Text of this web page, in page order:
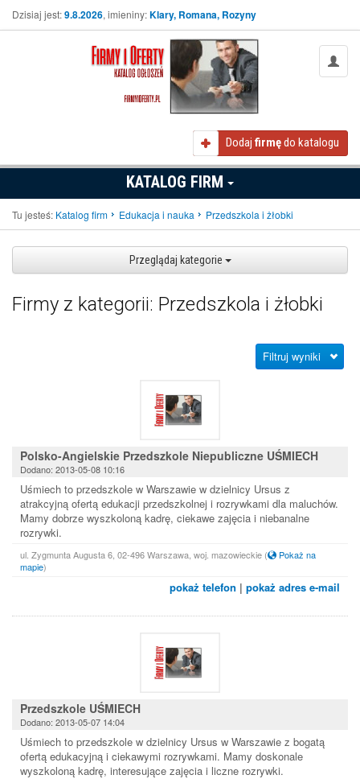
Dzisiaj jest:9.8.2026, imieniny:Klary, Romana, Rozyny
Dodaj firmędo katalogu
KATALOG FIRM
Tu jesteś: Katalog firm Edukacja i nauka Przedszkola i żłobki
Przeglądaj kategorie
Firmy z kategorii: Przedszkola i żłobki
Filtruj wyniki
Polsko-Angielskie Przedszkole Niepubliczne UŚMIECH
Dodano: 2013-05-08 10:16
Uśmiech to przedszkole w Warszawie w dzielnicy Ursus z
atrakcyjną ofertą edukacji przedszkolnej i rozrywkami dla maluchów.
Mamy dobrze wyszkoloną kadrę, ciekawe zajęcia i niebanalne
rozrywki.
ul. Zygmunta Augusta 6, 02-496 Warszawa, woj. mazowieckie (
Pokaż na
mapie)
pokaż telefon | pokaż adres e-mail
Przedszkole UŚMIECH
Dodano: 2013-05-07 14:04
Uśmiech to przedszkole w dzielnicy Ursus w Warszawie z bogatą
ofertą edukacyjną i ciekawymi rozrywkami. Mamy doskonale
wyszkoloną kadrę, interesujące zajęcia i liczne rozrywki.